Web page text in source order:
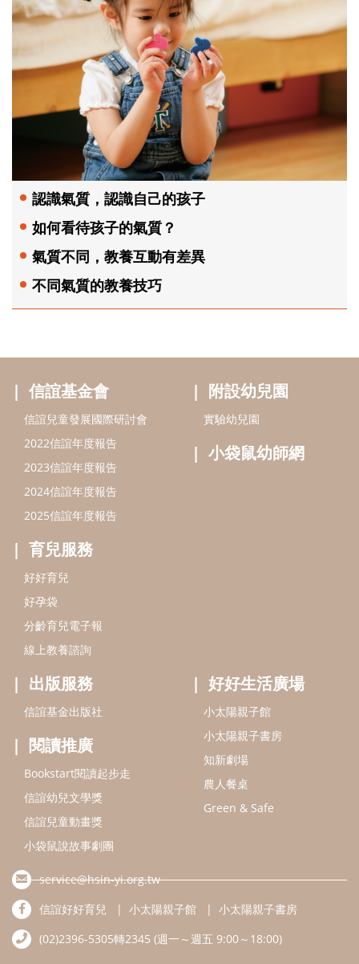
認識氣質，認識自己的孩子
如何看待孩子的氣質？
氣質不同，教養互動有差異
不同氣質的教養技巧
信誼基金會
信誼兒童發展國際研討會
2022信誼年度報告
2023信誼年度報告
2024信誼年度報告
2025信誼年度報告
育兒服務
好好育兒
好孕袋
分齡育兒電子報
線上教養諮詢
附設幼兒園
實驗幼兒園
小袋鼠幼師網
出版服務
信誼基金出版社
閱讀推廣
Bookstart閱讀起步走
信誼幼兒文學獎
信誼兒童動畫獎
小袋鼠說故事劇團
好好生活廣場
小太陽親子館
小太陽親子書房
知新劇場
農人餐桌
Green & Safe
service@hsin-yi.org.tw
信誼好好育兒
小太陽親子館
小太陽親子書房
(02)2396-5305轉2345 (週一～週五 9:00～18:00)